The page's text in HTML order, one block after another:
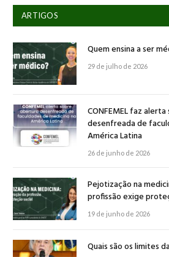
ARTIGOS
Quem ensina a ser
29 de julho de 2026
CONFEMEL faz
desenfreada de
América Latina
26 de junho de 2026
Pejotização na
profissão exige
19 de junho de 2026
Quais são os limites